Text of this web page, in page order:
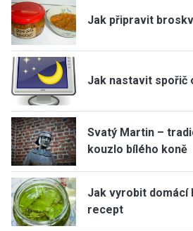
Jak připravit
Jak nastavit spořič
Svatý Martin –
kouzlo bílého koně
Jak vyrobit domácí
recept